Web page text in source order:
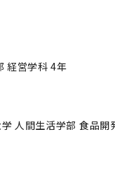
経営学科 4年
人間生活学部 食品開